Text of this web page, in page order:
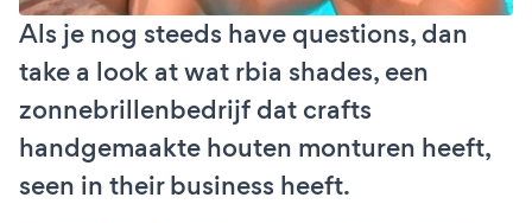
Als je nog steeds have questions, dan
take a look at wat rbia shades, een
zonnebrillenbedrijf dat crafts
handgemaakte houten monturen heeft,
seen in their business heeft.